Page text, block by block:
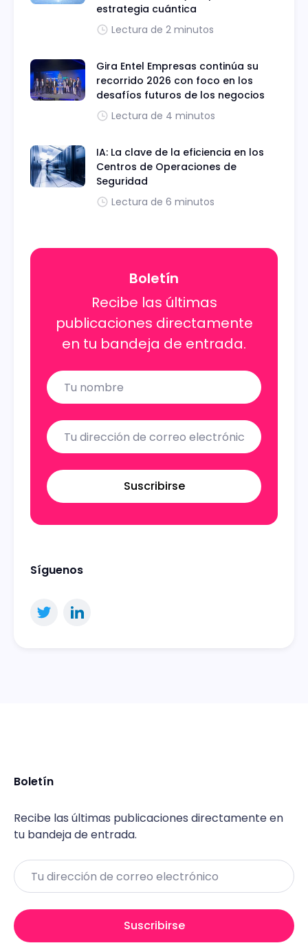
estrategia cuántica
Lectura de 2 minutos
Gira Entel Empresas continúa su
recorrido 2026 con foco en los
desafíos futuros de los negocios
Lectura de 4 minutos
IA: La clave de la eficiencia en los
Centros de Operaciones de
Seguridad
Lectura de 6 minutos
Boletín
Recibe las últimas
publicaciones directamente
en tu bandeja de entrada.
Name
Email
Suscribirse
Síguenos
Boletín
Recibe las últimas publicaciones directamente en
tu bandeja de entrada.
Email
Suscribirse